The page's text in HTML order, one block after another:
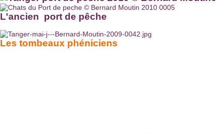
L'ancien port de pêche
Les tombeaux phéniciens